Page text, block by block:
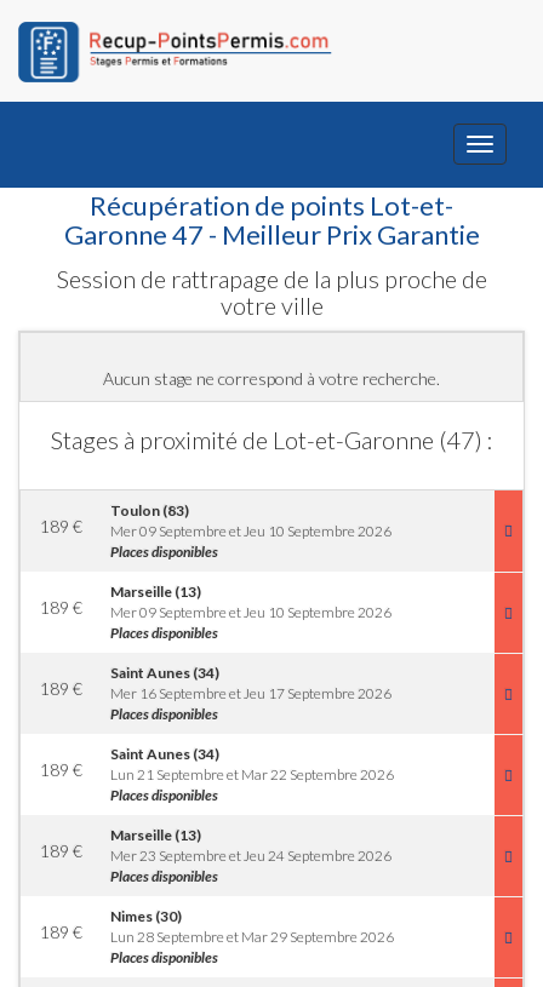
Toggle
Récupération de points Lot-et-
Garonne 47 - Meilleur Prix Garantie
Session de rattrapage de la plus proche de
votre ville
Aucun stage ne correspond à votre recherche.
Stages à proximité de Lot-et-Garonne (47) :
189 €
Toulon (83)
Mer 09 Septembre et Jeu 10 Septembre 2026
Places disponibles
189 €
Marseille (13)
Mer 09 Septembre et Jeu 10 Septembre 2026
Places disponibles
189 €
Saint Aunes (34)
Mer 16 Septembre et Jeu 17 Septembre 2026
Places disponibles
189 €
Saint Aunes (34)
Lun 21 Septembre et Mar 22 Septembre 2026
Places disponibles
189 €
Marseille (13)
Mer 23 Septembre et Jeu 24 Septembre 2026
Places disponibles
189 €
Nimes (30)
Lun 28 Septembre et Mar 29 Septembre 2026
Places disponibles